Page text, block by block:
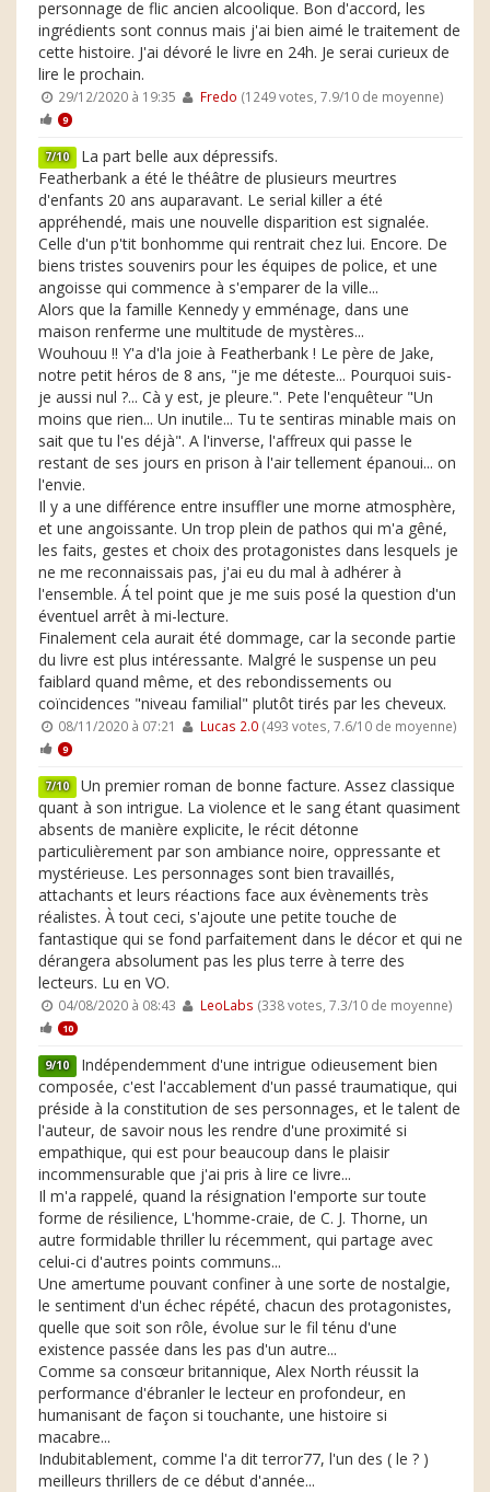
personnage de flic ancien alcoolique. Bon d'accord, les
ingrédients sont connus mais j'ai bien aimé le traitement de
cette histoire. J'ai dévoré le livre en 24h. Je serai curieux de
lire le prochain.
29/12/2020 à 19:35 Fredo (1249 votes, 7.9/10 de moyenne)
9
7/10 La part belle aux dépressifs.
Featherbank a été le théâtre de plusieurs meurtres
d'enfants 20 ans auparavant. Le serial killer a été
appréhendé, mais une nouvelle disparition est signalée.
Celle d'un p'tit bonhomme qui rentrait chez lui. Encore. De
biens tristes souvenirs pour les équipes de police, et une
angoisse qui commence à s'emparer de la ville...
Alors que la famille Kennedy y emménage, dans une
maison renferme une multitude de mystères...
Wouhouu !! Y'a d'la joie à Featherbank ! Le père de Jake,
notre petit héros de 8 ans, "je me déteste... Pourquoi suis-
je aussi nul ?... Cà y est, je pleure.". Pete l'enquêteur "Un
moins que rien... Un inutile... Tu te sentiras minable mais on
sait que tu l'es déjà". A l'inverse, l'affreux qui passe le
restant de ses jours en prison à l'air tellement épanoui... on
l'envie.
Il y a une différence entre insuffler une morne atmosphère,
et une angoissante. Un trop plein de pathos qui m'a gêné,
les faits, gestes et choix des protagonistes dans lesquels je
ne me reconnaissais pas, j'ai eu du mal à adhérer à
l'ensemble. Á tel point que je me suis posé la question d'un
éventuel arrêt à mi-lecture.
Finalement cela aurait été dommage, car la seconde partie
du livre est plus intéressante. Malgré le suspense un peu
faiblard quand même, et des rebondissements ou
coïncidences "niveau familial" plutôt tirés par les cheveux.
08/11/2020 à 07:21 Lucas 2.0(493 votes, 7.6/10 de moyenne)
9
7/10 Un premier roman de bonne facture. Assez classique
quant à son intrigue. La violence et le sang étant quasiment
absents de manière explicite, le récit détonne
particulièrement par son ambiance noire, oppressante et
mystérieuse. Les personnages sont bien travaillés,
attachants et leurs réactions face aux évènements très
réalistes. À tout ceci, s'ajoute une petite touche de
fantastique qui se fond parfaitement dans le décor et qui ne
dérangera absolument pas les plus terre à terre des
lecteurs. Lu en VO.
04/08/2020 à 08:43 LeoLabs (338 votes, 7.3/10 de moyenne)
10
9/10 Indépendemment d'une intrigue odieusement bien
composée, c'est l'accablement d'un passé traumatique, qui
préside à la constitution de ses personnages, et le talent de
l'auteur, de savoir nous les rendre d'une proximité si
empathique, qui est pour beaucoup dans le plaisir
incommensurable que j'ai pris à lire ce livre...
Il m'a rappelé, quand la résignation l'emporte sur toute
forme de résilience, L'homme-craie, de C. J. Thorne, un
autre formidable thriller lu récemment, qui partage avec
celui-ci d'autres points communs...
Une amertume pouvant confiner à une sorte de nostalgie,
le sentiment d'un échec répété, chacun des protagonistes,
quelle que soit son rôle, évolue sur le fil ténu d'une
existence passée dans les pas d'un autre...
Comme sa consœur britannique, Alex North réussit la
performance d'ébranler le lecteur en profondeur, en
humanisant de façon si touchante, une histoire si
macabre...
Indubitablement, comme l'a dit terror77, l'un des ( le ? )
meilleurs thrillers de ce début d'année...